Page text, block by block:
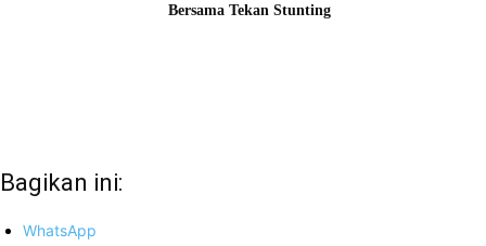
Bersama Tekan Stunting
Bagikan ini:
WhatsApp